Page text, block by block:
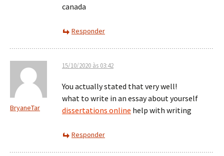
canada
Responder
BryaneTar
15/10/2020 às 03:42
You actually stated that very well!
what to write in an essay about yourself
dissertations online help with writing
Responder